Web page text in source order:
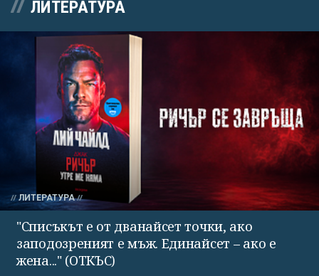
ЛИТЕРАТУРА
ЛИТЕРАТУРА
"Списъкът е от дванайсет точки, ако
заподозреният е мъж. Единайсет – ако е
жена..." (ОТКЪС)